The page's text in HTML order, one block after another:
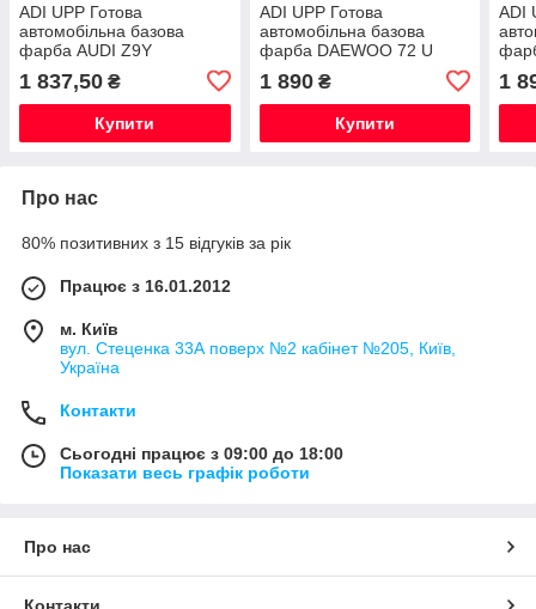
ADI UPP Готова
автомобільна базова
фарба AUDI Z9Y
PHANTOMSCHWARZ MET.
(0,8л) ITALY
1 837,50 ₴
Купити
ADI UPP Готова
автомобільна базова
фарба DAEWOO 72 U
ORANGE RED PRL.MET.
(0,8л) ITALY
1 890₴
Купити
ADI
1
Про нас
80% позитивних з 15 відгуків за рік
Працює з 16.01.2012
м. Київ
вул. Стеценка 33А поверх №2 кабінет №205, Київ,
Україна
Контакти
Сьогодні працює з 09:00 до 18:00
Показати весь графік роботи
Про нас